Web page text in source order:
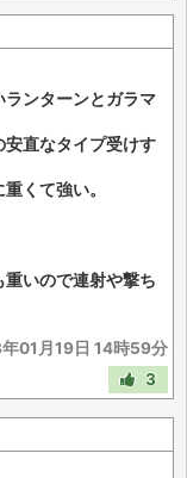
ンターンとガラマ
直なタイプ受けす
くて強い。
いので連射や撃ち
01月19日 14時59分
3